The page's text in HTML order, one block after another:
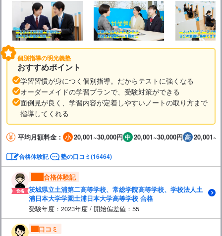
個別指導の明光義塾
おすすめポイント
学習習慣が身につく個別指導。だからテストに強くなる
オーダーメイドの学習プランで、受験対策ができる
面倒見が良く、学習内容が定着しやすいノートの取り方まで
指導してくれる
平均月額料金： 20,001~30,000円 20,001~30,000円
合格体験記 塾の口コミ(16464)
合格体験記
茨城県立土浦第二高等学校、常総学院高等学校、学校法人土
浦日本大学学園土浦日本大学高等学校 合格
受験年度：2023年度 / 開始偏差値：55
口コミ